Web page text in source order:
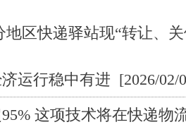
区快递驿站现“转让、关
运行稳中有进 [2026/02/
这项技术将在快递物